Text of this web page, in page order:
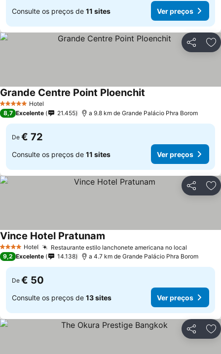
Consulte os preços de 11 sites Ver preços
Partilhar
5 Estrelas Hotel
Grande Centre Point Ploenchit
8,7 Excelente 21.455 a 9.8 km de Grande Palácio Phra Borom
De € 72
Consulte os preços de 11 sites Ver preços
Partilhar
4 EstrelasHotel Restaurante estilo lanchonete americana no local
Vince Hotel Pratunam
9,2 Excelente 14.138 a 4.7 km de Grande Palácio Phra Borom
De € 50
Consulte os preços de 13 sites Ver preços
Partilhar